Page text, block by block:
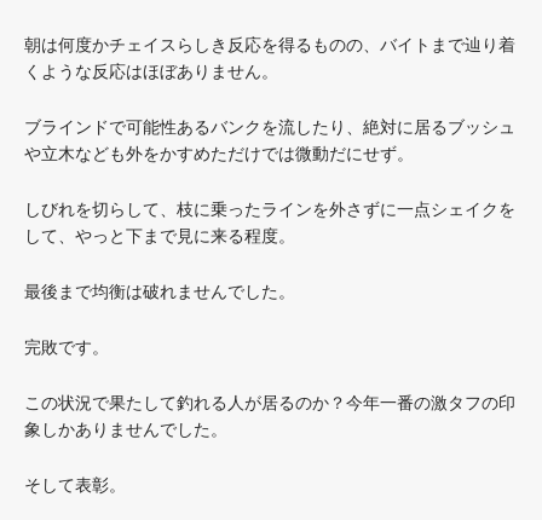
朝は何度かチェイスらしき反応を得るものの、バイトまで辿り着
くような反応はほぼありません。
ブラインドで可能性あるバンクを流したり、絶対に居るブッシュ
や立木なども外をかすめただけでは微動だにせず。
しびれを切らして、枝に乗ったラインを外さずに一点シェイクを
して、やっと下まで見に来る程度。
最後まで均衡は破れませんでした。
完敗です。
この状況で果たして釣れる人が居るのか？今年一番の激タフの印
象しかありませんでした。
そして表彰。